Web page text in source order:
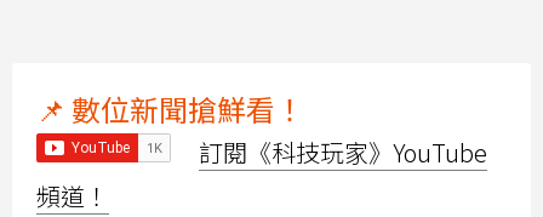
📌 數位新聞搶鮮看！
訂閱《科技玩家》YouTube
頻道！